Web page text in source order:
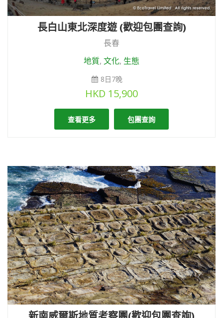
長白山東北深度遊 (歡迎包團查詢)
長春
地質, 文化, 生態
8日7晚
HKD 15,900
查看更多 包團查詢